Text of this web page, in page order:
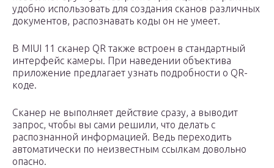
удобно использовать для создания сканов различных
документов, распознавать коды он не умеет.
В MIUI 11 сканер QR также встроен в стандартный
интерфейс камеры. При наведении объектива
приложение предлагает узнать подробности о QR-
коде.
Сканер не выполняет действие сразу, а выводит
запрос, чтобы вы сами решили, что делать с
распознанной информацией. Ведь переходить
автоматически по неизвестным ссылкам довольно
опасно.